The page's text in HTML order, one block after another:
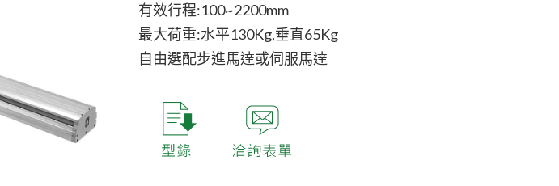
有效行程:100~2200mm
最大荷重:水平130Kg,垂直65Kg
自由選配步進馬達或伺服馬達